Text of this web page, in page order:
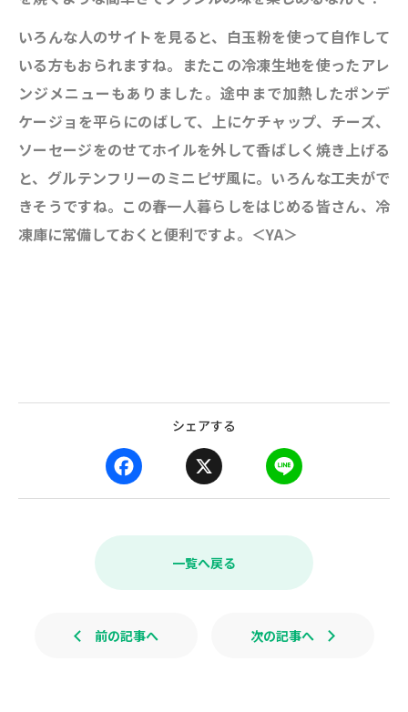
いろんな人のサイトを見ると、白玉粉を使って自作して
いる方もおられますね。またこの冷凍生地を使ったアレ
ンジメニューもありました。途中まで加熱したポンデ
ケージョを平らにのばして、上にケチャップ、チーズ、
ソーセージをのせてホイルを外して香ばしく焼き上げる
と、グルテンフリーのミニピザ風に。いろんな工夫がで
きそうですね。この春一人暮らしをはじめる皆さん、冷
凍庫に常備しておくと便利ですよ。＜YA＞
シェアする
a
e
k
i
e
一覧へ戻る
前の記事へ 次の記事へ